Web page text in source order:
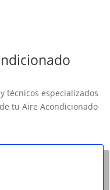
técnicos especializados
tu Aire Acondicionado